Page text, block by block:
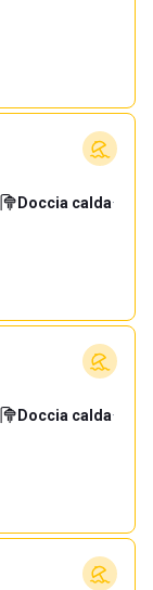
Doccia calda·
Doccia calda·